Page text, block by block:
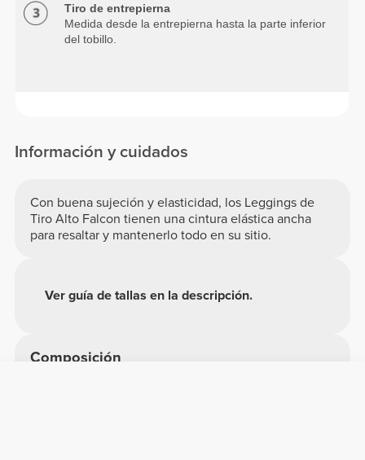
Tiro de entrepierna
Medida desde la entrepierna hasta la parte inferior
del tobillo.
Información y cuidados
Con buena sujeción y elasticidad, los Leggings de
Tiro Alto Falcon tienen una cintura elástica ancha
para resaltar y mantenerlo todo en su sitio.
Ver guía de tallas en la descripción.
Composición